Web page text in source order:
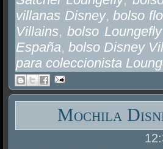
villanas Disney,bolso
Villains,bolso
España,bolso Disney
para coleccionista
Mochila